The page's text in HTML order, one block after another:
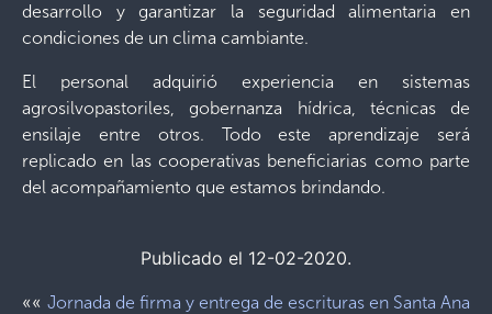
desarrollo y garantizar la seguridad alimentaria en
condiciones de un clima cambiante.
El personal adquirió experiencia en sistemas
agrosilvopastoriles, gobernanza hídrica, técnicas de
ensilaje entre otros. Todo este aprendizaje será
replicado en las cooperativas beneficiarias como parte
del acompañamiento que estamos brindando.
Publicado el 12-02-2020.
«« Jornada de firma y entrega de escrituras en Santa Ana